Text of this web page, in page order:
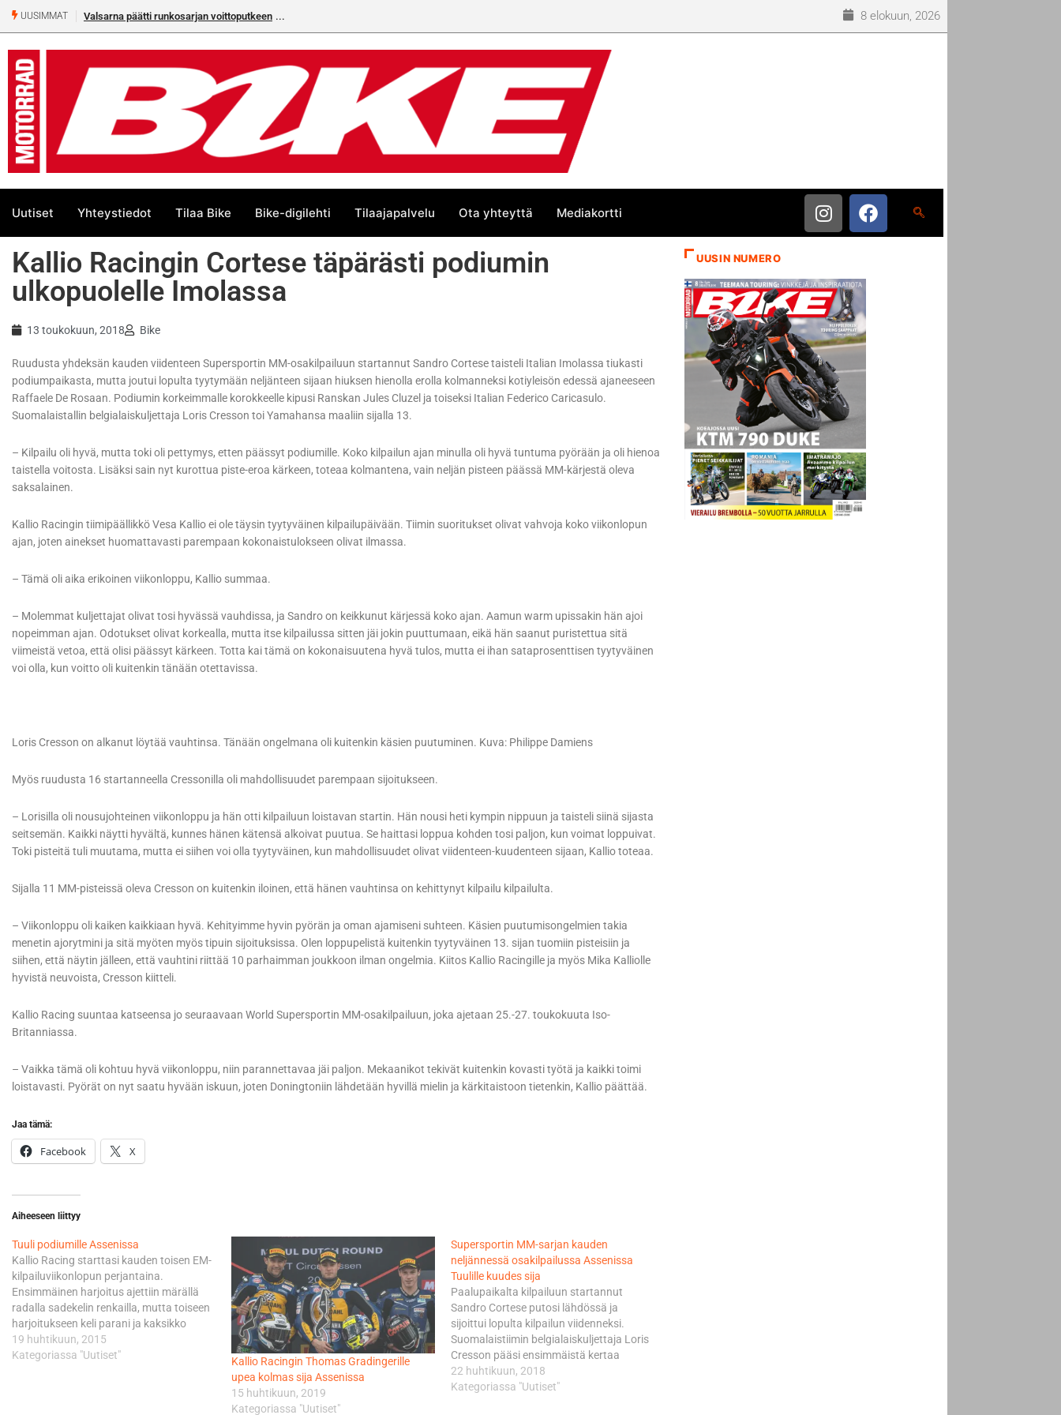
UUSIMMAT Valsarna päätti runkosarjan voittoputkeen 8 elokuun, 2026
Uutiset Yhteystiedot Tilaa Bike Bike-digilehti Tilaajapalvelu Ota yhteyttä Mediakortti
Kallio Racingin Cortese täpärästi podiumin
ulkopuolelle Imolassa
13 toukokuun, 2018 Bike
Ruudusta yhdeksän kauden viidenteen Supersportin MM-osakilpailuun startannut Sandro Cortese taisteli Italian Imolassa tiukasti
podiumpaikasta, mutta joutui lopulta tyytymään neljänteen sijaan hiuksen hienolla erolla kolmanneksi kotiyleisön edessä ajaneeseen
Raffaele De Rosaan. Podiumin korkeimmalle korokkeelle kipusi Ranskan Jules Cluzel ja toiseksi Italian Federico Caricasulo.
Suomalaistallin belgialaiskuljettaja Loris Cresson toi Yamahansa maaliin sijalla 13.
– Kilpailu oli hyvä, mutta toki oli pettymys, etten päässyt podiumille. Koko kilpailun ajan minulla oli hyvä tuntuma pyörään ja oli hienoa
taistella voitosta. Lisäksi sain nyt kurottua piste-eroa kärkeen, toteaa kolmantena, vain neljän pisteen päässä MM-kärjestä oleva
saksalainen.
Kallio Racingin tiimipäällikkö Vesa Kallio ei ole täysin tyytyväinen kilpailupäivään. Tiimin suoritukset olivat vahvoja koko viikonlopun
ajan, joten ainekset huomattavasti parempaan kokonaistulokseen olivat ilmassa.
– Tämä oli aika erikoinen viikonloppu, Kallio summaa.
– Molemmat kuljettajat olivat tosi hyvässä vauhdissa, ja Sandro on keikkunut kärjessä koko ajan. Aamun warm upissakin hän ajoi
nopeimman ajan. Odotukset olivat korkealla, mutta itse kilpailussa sitten jäi jokin puuttumaan, eikä hän saanut puristettua sitä
viimeistä vetoa, että olisi päässyt kärkeen. Totta kai tämä on kokonaisuutena hyvä tulos, mutta ei ihan sataprosenttisen tyytyväinen
voi olla, kun voitto oli kuitenkin tänään otettavissa.
Loris Cresson on alkanut löytää vauhtinsa. Tänään ongelmana oli kuitenkin käsien puutuminen. Kuva: Philippe Damiens
Myös ruudusta 16 startanneella Cressonilla oli mahdollisuudet parempaan sijoitukseen.
– Lorisilla oli nousujohteinen viikonloppu ja hän otti kilpailuun loistavan startin. Hän nousi heti kympin nippuun ja taisteli siinä sijasta
seitsemän. Kaikki näytti hyvältä, kunnes hänen kätensä alkoivat puutua. Se haittasi loppua kohden tosi paljon, kun voimat loppuivat.
Toki pisteitä tuli muutama, mutta ei siihen voi olla tyytyväinen, kun mahdollisuudet olivat viidenteen-kuudenteen sijaan, Kallio toteaa.
Sijalla 11 MM-pisteissä oleva Cresson on kuitenkin iloinen, että hänen vauhtinsa on kehittynyt kilpailu kilpailulta.
– Viikonloppu oli kaiken kaikkiaan hyvä. Kehityimme hyvin pyörän ja oman ajamiseni suhteen. Käsien puutumisongelmien takia
menetin ajorytmini ja sitä myöten myös tipuin sijoituksissa. Olen loppupelistä kuitenkin tyytyväinen 13. sijan tuomiin pisteisiin ja
siihen, että näytin jälleen, että vauhtini riittää 10 parhaimman joukkoon ilman ongelmia. Kiitos Kallio Racingille ja myös Mika Kalliolle
hyvistä neuvoista, Cresson kiitteli.
Kallio Racing suuntaa katseensa jo seuraavaan World Supersportin MM-osakilpailuun, joka ajetaan 25.-27. toukokuuta Iso-
Britanniassa.
– Vaikka tämä oli kohtuu hyvä viikonloppu, niin parannettavaa jäi paljon. Mekaanikot tekivät kuitenkin kovasti työtä ja kaikki toimi
loistavasti. Pyörät on nyt saatu hyvään iskuun, joten Doningtoniin lähdetään hyvillä mielin ja kärkitaistoon tietenkin, Kallio päättää.
Jaa tämä:
Facebook X
Aiheeseen liittyy
Tuuli podiumille Assenissa
Kallio Racing starttasi kauden toisen EM-
kilpailuviikonlopun perjantaina.
Ensimmäinen harjoitus ajettiin märällä
radalla sadekelin renkailla, mutta toiseen
harjoitukseen keli parani ja kaksikko
pääsi testaamaan kuivan kelin säätöjä.
Lauantain aika-ajoon pyöriin tehtiin
19 huhtikuun, 2015
Kategoriassa "Uutiset"
Kallio Racingin Thomas Gradingerille
upea kolmas sija Assenissa
15 huhtikuun, 2019
Kategoriassa "Uutiset"
Supersportin MM-sarjan kauden
neljännessä osakilpailussa Assenissa
Tuulille kuudes sija
Paalupaikalta kilpailuun startannut
Sandro Cortese putosi lähdössä ja
sijoittui lopulta kilpailun viidenneksi.
Suomalaistiimin belgialaiskuljettaja Loris
Cresson pääsi ensimmäistä kertaa
kauden aikana kymmenen parhaimman
joukkoon sijoiduttuaan yhdeksänneksi.
22 huhtikuun, 2018
Kategoriassa "Uutiset"
UUSIN NUMERO